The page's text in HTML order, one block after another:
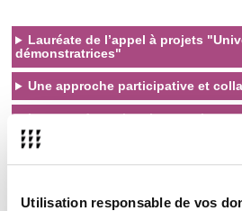
Utilisation responsable de vos
Lauréate de l’appel à projets
démonstratrices"
Une approche participative et
Le cœur du projet : les
Une ambition partagée